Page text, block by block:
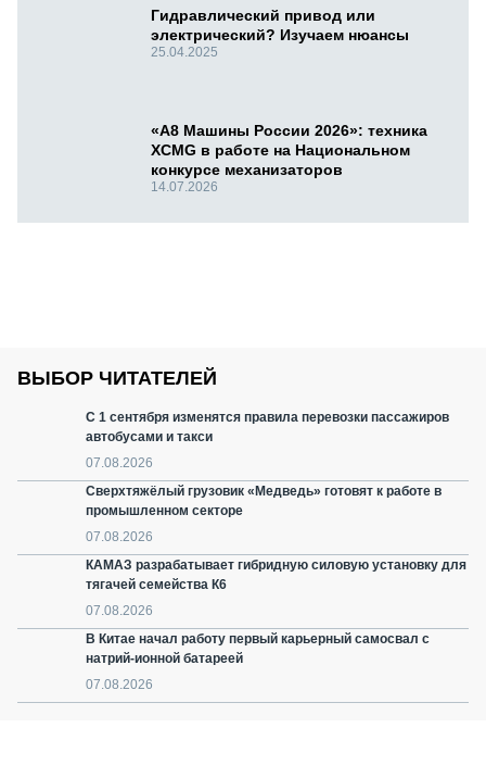
Гидравлический привод или
электрический? Изучаем нюансы
25.04.2025
«А8 Машины России 2026»: техника
XCMG в работе на Национальном
конкурсе механизаторов
14.07.2026
ВЫБОР ЧИТАТЕЛЕЙ
С 1 сентября изменятся правила перевозки пассажиров
автобусами и такси
07.08.2026
Сверхтяжёлый грузовик «Медведь» готовят к работе в
промышленном секторе
07.08.2026
КАМАЗ разрабатывает гибридную силовую установку для
тягачей семейства К6
07.08.2026
В Китае начал работу первый карьерный самосвал с
натрий-ионной батареей
07.08.2026